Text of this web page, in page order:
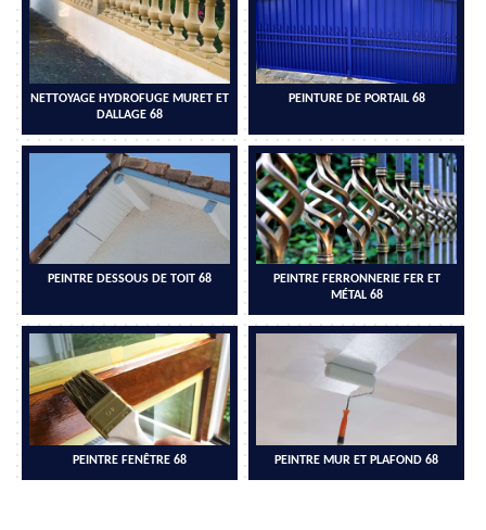
NETTOYAGE HYDROFUGE MURET ET
DALLAGE 68
PEINTURE DE PORTAIL 68
PEINTRE DESSOUS DE TOIT 68
PEINTRE FERRONNERIE FER ET
MÉTAL 68
PEINTRE FENÊTRE 68 PEINTRE MUR ET PLAFOND 68